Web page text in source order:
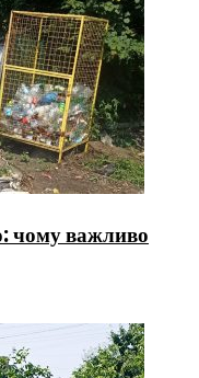
чому важливо